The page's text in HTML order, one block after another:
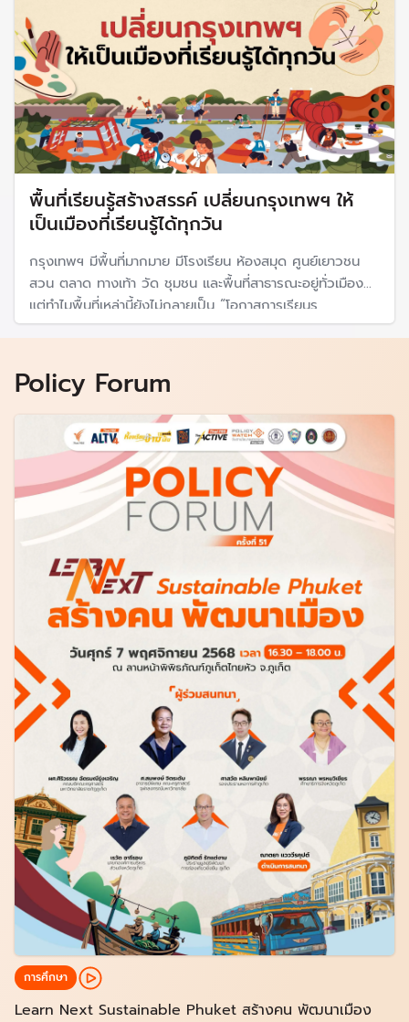
พื้นที่เรียนรู้สร้างสรรค์ เปลี่ยนกรุงเทพฯ ให้
เป็นเมืองที่เรียนรู้ได้ทุกวัน
กรุงเทพฯ มีพื้นที่มากมาย มีโรงเรียน ห้องสมุด ศูนย์เยาวชน
สวน ตลาด ทางเท้า วัด ชุมชน และพื้นที่สาธารณะอยู่ทั่วเมือง
แต่ทำไมพื้นที่เหล่านี้ยังไม่กลายเป็น “โอกาสการเรียนร
Policy Forum
การศึกษา
Learn Next Sustainable Phuket สร้างคน พัฒนาเมือง